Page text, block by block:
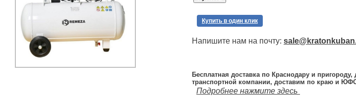
Купить в один клик
Напишите нам на почту:
Бесплатная доставка по Краснодару и пригороду,
транспортной компании, доставим по краю и
Подробнее нажмите здесь